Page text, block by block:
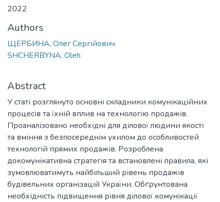
2022
Authors
ЩЕРБИНА, Олег Сергійович
SHCHERBYNA, Oleh
Abstract
У статі розглянуто основні складники комунікаційних
процесів та їхній вплив на технологію продажів.
Проаналізовано необхідні для ділової людини якості
та вміння з безпосереднім ухилом до особливостей
технологій прямих продажів. Розроблена
докомунікативна стратегія та встановлені правила, які
зумовлюватимуть найбільший рівень продажів
будівельних організацій України. Обґрунтована
необхідність підвищення рівня ділової комунікації